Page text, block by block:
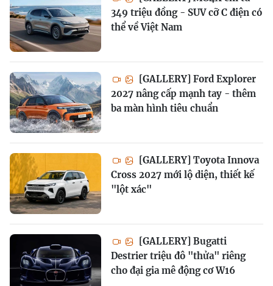
349 triệu đồng - SUV cỡ C điện có
thể về Việt Nam
[GALLERY] Ford Explorer
2027 nâng cấp mạnh tay - thêm
ba màn hình tiêu chuẩn
[GALLERY] Toyota Innova
Cross 2027 mới lộ diện, thiết kế
"lột xác"
[GALLERY] Bugatti
Destrier triệu đô "thửa" riêng
cho đại gia mê động cơ W16